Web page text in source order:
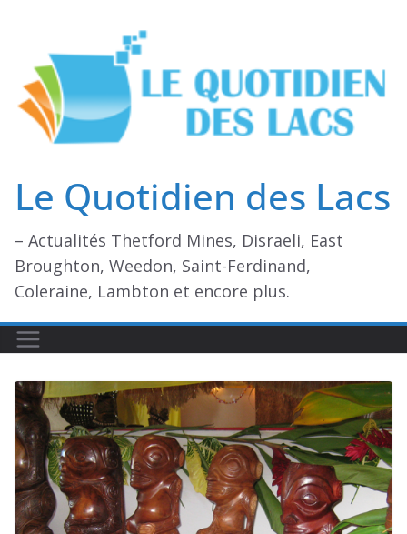
contenu
Le Quotidien des Lacs
– Actualités Thetford Mines, Disraeli, East
Broughton, Weedon, Saint-Ferdinand,
Coleraine, Lambton et encore plus.